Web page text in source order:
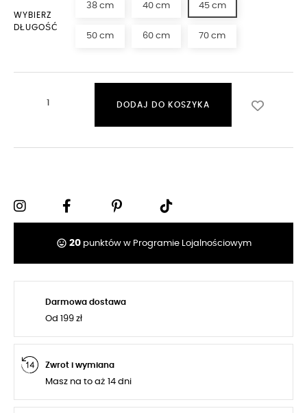
WYBIERZ
DŁUGOŚĆ
38 cm 40 cm 45 cm
50 cm 60 cm 70 cm
DODAJ DO KOSZYKA
tag_faces 20punktów w Programie Lojalnościowym
Darmowa dostawa
Od 199 zł
Zwrot i wymiana
Masz na to aż 14 dni